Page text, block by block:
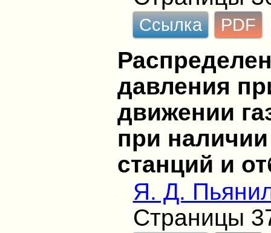
Ссылка PDF
давления
движении
при
станций и
Я. Д.
Страницы